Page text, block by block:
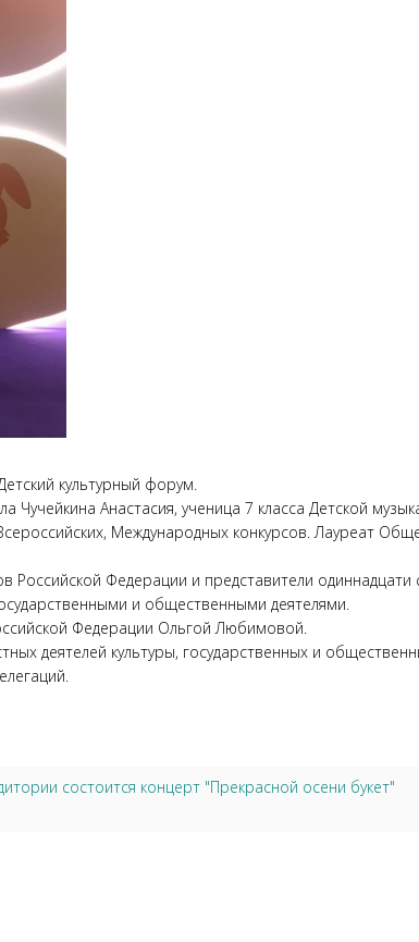
культурный форум.
Анастасия, ученица 7 класса Детской
Международных конкурсов. Лауреат
Российской Федерации и представители
и общественными деятелями.
Федерации Ольгой Любимовой.
деятелей культуры, государственных и
состоится концерт "Прекрасной осени букет"